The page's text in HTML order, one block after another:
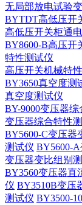
无局部放电试验
BYTDT高低压开
高低压开关柜通
BY8600-B高压开
特性测试仪
高压开关机械特
BY3650真空度测
真空度测试仪
BY-9000变压器
变压器综合特性
BY5600-C变压器
测试仪 BY5600-
变压器变比组别
BY3560变压器直
仪 BY3510B变压
测试仪 BY3500-